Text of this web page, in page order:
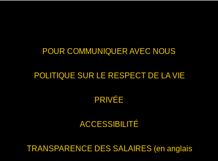
POUR COMMUNIQUER AVEC NOUS
POLITIQUE SUR LE RESPECT DE LA VIE
PRIVÉE
ACCESSIBILITÉ
TRANSPARENCE DES SALAIRES (en anglais